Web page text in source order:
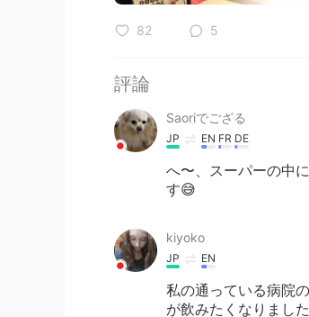
82 5
評論
Saoriでござる
JP EN FR DE
へ〜、スーパーの中
す😅
kiyoko
JP EN
私の通っている病院
が飲みたくなりました